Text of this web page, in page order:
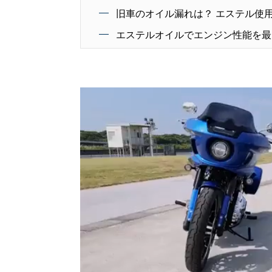
旧車のオイル漏れは？ エステル使
エステルオイルでエンジン性能を